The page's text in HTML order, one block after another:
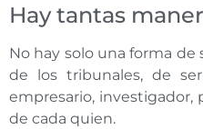
Hay tantas
No hay solo una forma de
de los tribunales, de
empresario, investigador,
de cada quien.